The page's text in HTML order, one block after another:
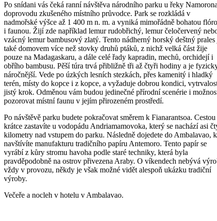
Po snídani vás čeká ranní návštěva národního parku u řeky
doprovodu zkušeného místního průvodce. Park se rozkládá v
nadmořské výšce až 1 400 m n. m. a vyniká mimořádně bohatou
i faunou. Žijí zde například lemur rudobřichý, lemur čeločervený
vzácný lemur bambusový zlatý. Tento nádherný horský deštný prales
také domovem více než stovky druhů ptáků, z nichž velká část žije
pouze na Madagaskaru, a dále celé řady kapradin, mechů, orchidejí i
obřího bambusu. Pěší túra trvá přibližně tři až čtyři hodiny a je
náročnější. Vede po úzkých lesních stezkách, přes kamenitý i hladký
terén, místy do kopce i z kopce, a vyžaduje dobrou kondici,
jistý krok. Odměnou vám budou jedinečné přírodní scenérie i
pozorovat místní faunu v jejím přirozeném prostředí.
Po návštěvě parku budete pokračovat směrem k Fianarantsoa. Cestou
krátce zastavíte u vodopádu Andriamamovoka, který se nachází asi
kilometry nad vstupem do parku. Následně dojedete do Ambalavao,
navštívíte manufakturu tradičního papíru Antemoro. Tento papír se
vyrábí z kůry stromu havoha podle staré techniky, která byla
pravděpodobně na ostrov přivezena Araby. O víkendech nebývá
vždy v provozu, někdy je však možné vidět alespoň ukázku tradiční
výroby.
Večeře a nocleh v hotelu v Ambalavao.